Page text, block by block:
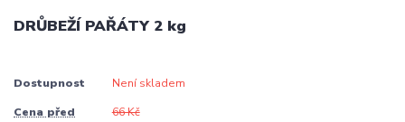
DRŮBEŽÍ PAŘÁTY 2 kg
Dostupnost Není skladem
Cena před
66 Kč